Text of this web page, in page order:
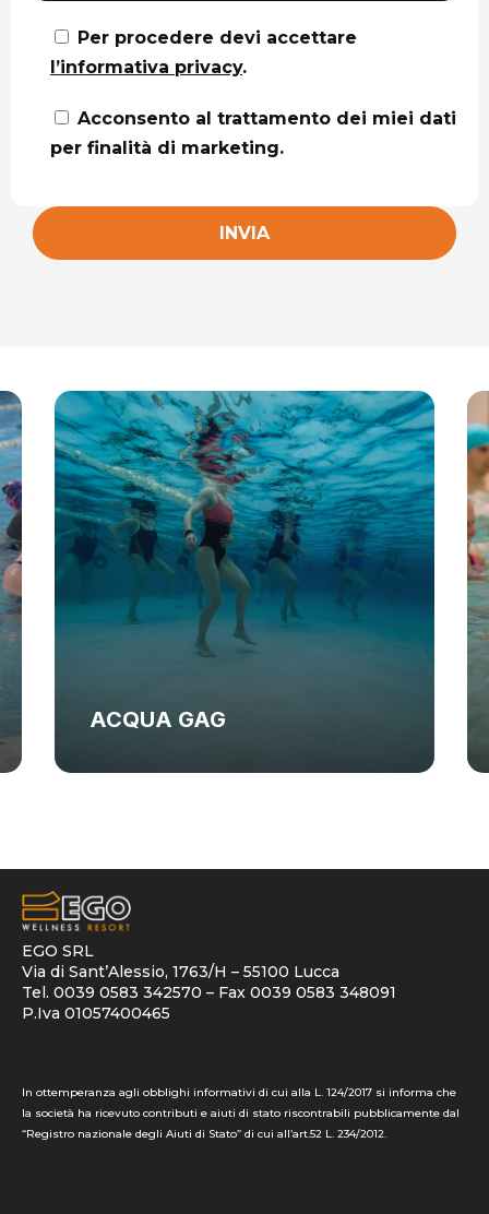
Per procedere devi accettare
l’informativa privacy.
Acconsento al trattamento dei miei dati
per finalità di marketing.
ACQUA GAG
EGO SRL
Via di Sant’Alessio, 1763/H – 55100 Lucca
Tel. 0039 0583 342570 – Fax 0039 0583 348091
P.Iva 01057400465
In ottemperanza agli obblighi informativi di cui alla L. 124/2017 si informa che
la società ha ricevuto contributi e aiuti di stato riscontrabili pubblicamente dal
“Registro nazionale degli Aiuti di Stato” di cui all’art.52 L. 234/2012.